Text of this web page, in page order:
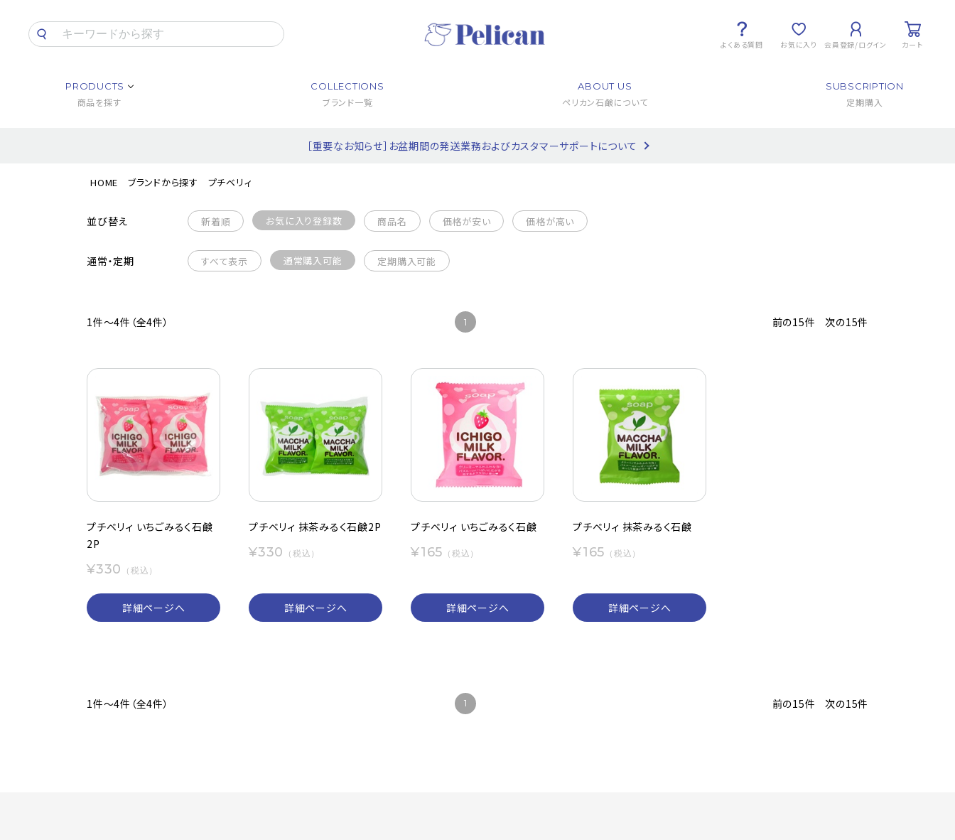
よくある質問 お気に入り 会員登録/ログイン カート
PRODUCTS
商品を探す
COLLECTIONS
ブランド一覧
ABOUT US
ペリカン石鹸について
SUBSCRIPTION
定期購入
［重要なお知らせ］お盆期間の発送業務およびカスタマーサポートについて
HOME ブランドから探す プチベリィ
並び替え 新着順 お気に入り登録数 商品名 価格が安い 価格が高い
通常・定期 すべて表示 通常購入可能 定期購入可能
1件～4件（全4件） 1 前の15件 次の15件
プチベリィ いちごみるく石鹸
2P
¥330 （税込）
詳細ページへ
プチベリィ 抹茶みるく石鹸2P
¥330 （税込）
詳細ページへ
プチベリィ いちごみるく石鹸
¥165 （税込）
詳細ページへ
プチベリィ 抹茶みるく石鹸
¥165 （税込）
詳細ページへ
1件～4件（全4件） 1 前の15件 次の15件